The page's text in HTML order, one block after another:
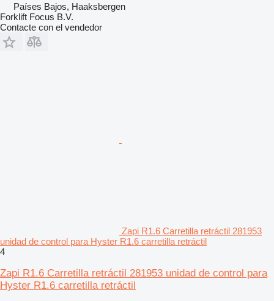
Países Bajos, Haaksbergen
Forklift Focus B.V.
Contacte con el vendedor
Zapi R1.6 Carretilla retráctil 281953
unidad de control para Hyster R1.6 carretilla retráctil
4
Zapi R1.6 Carretilla retráctil 281953 unidad de control para
Hyster R1.6 carretilla retráctil